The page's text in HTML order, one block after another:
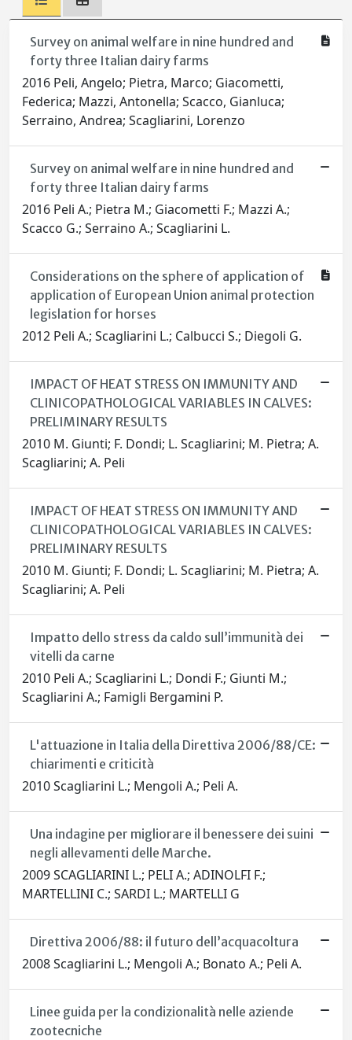
Survey on animal welfare in nine hundred and
forty three Italian dairy farms
2016 Peli, Angelo; Pietra, Marco; Giacometti,
Federica; Mazzi, Antonella; Scacco, Gianluca;
Serraino, Andrea; Scagliarini, Lorenzo
Survey on animal welfare in nine hundred and
forty three Italian dairy farms
2016 Peli A.; Pietra M.; Giacometti F.; Mazzi A.;
Scacco G.; Serraino A.; Scagliarini L.
Considerations on the sphere of application of
application of European Union animal protection
legislation for horses
2012 Peli A.; Scagliarini L.; Calbucci S.; Diegoli G.
IMPACT OF HEAT STRESS ON IMMUNITY AND
CLINICOPATHOLOGICAL VARIABLES IN CALVES:
PRELIMINARY RESULTS
2010 M. Giunti; F. Dondi; L. Scagliarini; M. Pietra; A.
Scagliarini; A. Peli
IMPACT OF HEAT STRESS ON IMMUNITY AND
CLINICOPATHOLOGICAL VARIABLES IN CALVES:
PRELIMINARY RESULTS
2010 M. Giunti; F. Dondi; L. Scagliarini; M. Pietra; A.
Scagliarini; A. Peli
Impatto dello stress da caldo sull’immunità dei
vitelli da carne
2010 Peli A.; Scagliarini L.; Dondi F.; Giunti M.;
Scagliarini A.; Famigli Bergamini P.
L'attuazione in Italia della Direttiva 2006/88/CE:
chiarimenti e criticità
2010 Scagliarini L.; Mengoli A.; Peli A.
Una indagine per migliorare il benessere dei suini
negli allevamenti delle Marche.
2009 SCAGLIARINI L.; PELI A.; ADINOLFI F.;
MARTELLINI C.; SARDI L.; MARTELLI G
Direttiva 2006/88: il futuro dell’acquacoltura
2008 Scagliarini L.; Mengoli A.; Bonato A.; Peli A.
Linee guida per la condizionalità nelle aziende
zootecniche